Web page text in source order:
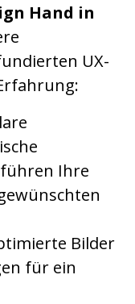
Hand in
UX-
Ihre
Bilder
für ein